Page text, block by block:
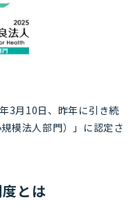
3月10日、昨年に引き続
模法人部門）」に認定さ
とは